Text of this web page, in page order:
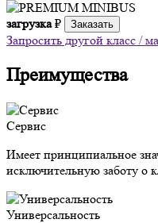
загрузка₽ Заказать
Запросить другой класс /
Преимущества
Сервис
Имеет принципиальное
исключительную заботу о
Универсальность